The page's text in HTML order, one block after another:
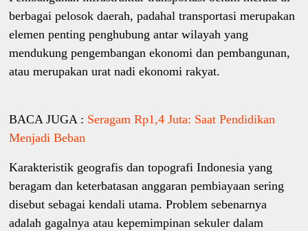
berbagai pelosok daerah, padahal transportasi merupakan
elemen penting penghubung antar wilayah yang
mendukung pengembangan ekonomi dan pembangunan,
atau merupakan urat nadi ekonomi rakyat.
BACA JUGA : Seragam Rp1,4 Juta: Saat Pendidikan
Menjadi Beban
Karakteristik geografis dan topografi Indonesia yang
beragam dan keterbatasan anggaran pembiayaan sering
disebut sebagai kendali utama. Problem sebenarnya
adalah gagalnya atau kepemimpinan sekuler dalam